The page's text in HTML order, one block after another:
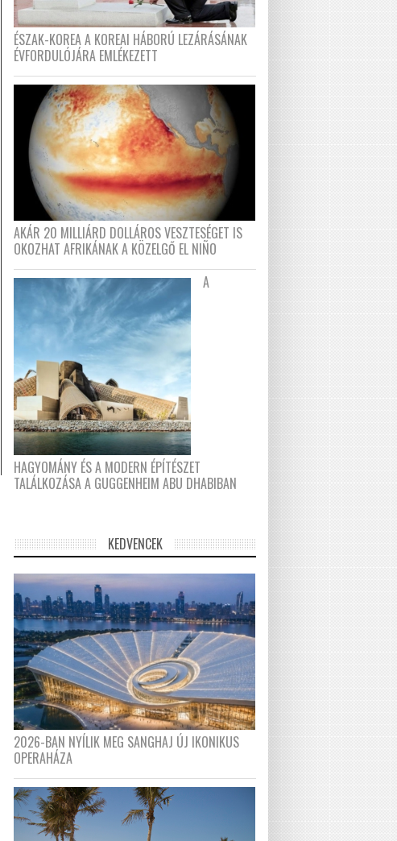
ÉSZAK-KOREA A KOREAI HÁBORÚ LEZÁRÁSÁNAK
ÉVFORDULÓJÁRA EMLÉKEZETT
AKÁR 20 MILLIÁRD DOLLÁROS VESZTESÉGET IS
OKOZHAT AFRIKÁNAK A KÖZELGŐ EL NIÑO
A
HAGYOMÁNY ÉS A MODERN ÉPÍTÉSZET
TALÁLKOZÁSA A GUGGENHEIM ABU DHABIBAN
KEDVENCEK
2026-BAN NYÍLIK MEG SANGHAJ ÚJ IKONIKUS
OPERAHÁZA